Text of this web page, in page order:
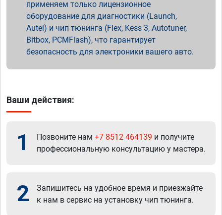
применяем только лицензионное
оборудование для диагностики (Launch,
Autel) и чип тюнинга (Flex, Kess 3, Autotuner,
Bitbox, PCMFlash), что гарантирует
безопасность для электроники вашего авто.
Ваши действия:
1 Позвоните нам +7 8512 464139 и получите
профессиональную консультацию у мастера.
2
Запишитесь на удобное время и приезжайте
к нам в сервис на установку чип тюнинга.